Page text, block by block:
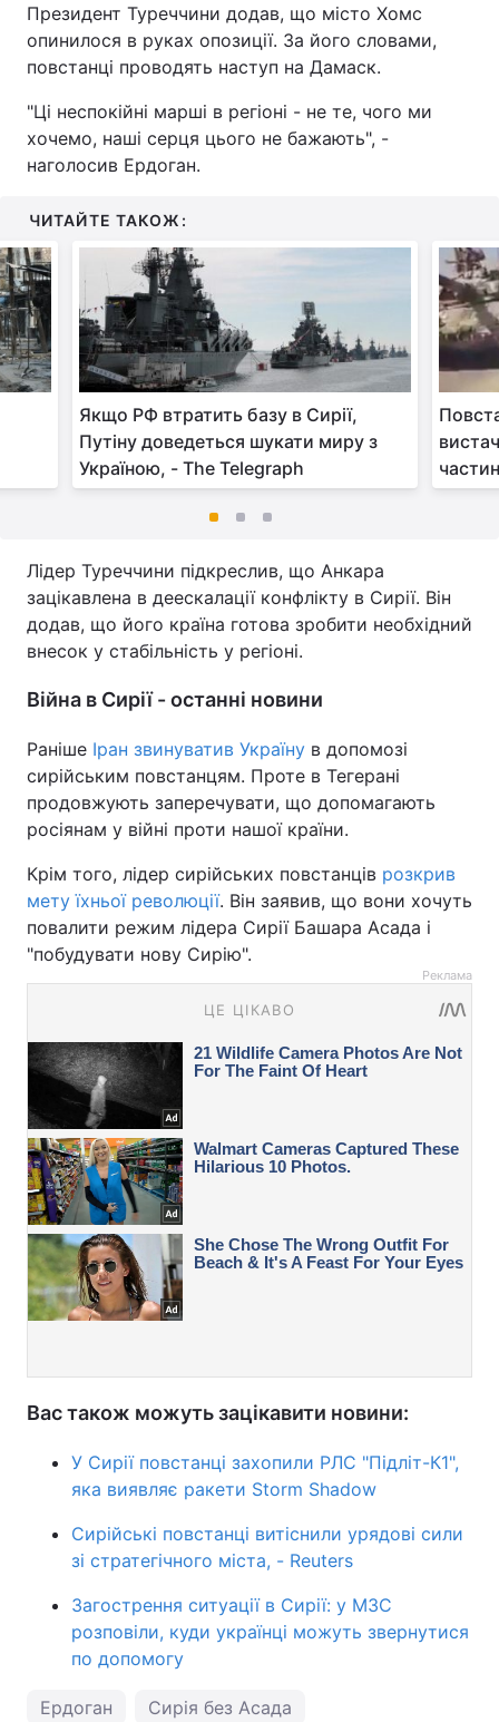
Президент Туреччини додав, що місто Хомс
опинилося в руках опозиції. За його словами,
повстанці проводять наступ на Дамаск.
"Ці неспокійні марші в регіоні - не те, чого ми
хочемо, наші серця цього не бажають", -
наголосив Ердоган.
ЧИТАЙТЕ ТАКОЖ:
Якщо РФ втратить базу в Сирії,
Путіну доведеться шукати миру з
Україною, - The Telegraph
Лідер Туреччини підкреслив, що Анкара
зацікавлена в деескалації конфлікту в Сирії. Він
додав, що його країна готова зробити необхідний
внесок у стабільність у регіоні.
Війна в Сирії - останні новини
Раніше Іран звинуватив Україну в допомозі
сирійським повстанцям. Проте в Тегерані
продовжують заперечувати, що допомагають
росіянам у війні проти нашої країни.
Крім того, лідер сирійських повстанців розкрив
мету їхньої революції. Він заявив, що вони хочуть
повалити режим лідера Сирії Башара Асада і
"побудувати нову Сирію".
Реклама
Вас також можуть зацікавити новини:
У Сирії повстанці захопили РЛС "Підліт-К1",
яка виявляє ракети Storm Shadow
Сирійські повстанці витіснили урядові сили
зі стратегічного міста, - Reuters
Загострення ситуації в Сирії: у МЗС
розповіли, куди українці можуть звернутися
по допомогу
Ердоган Сирія без Асада